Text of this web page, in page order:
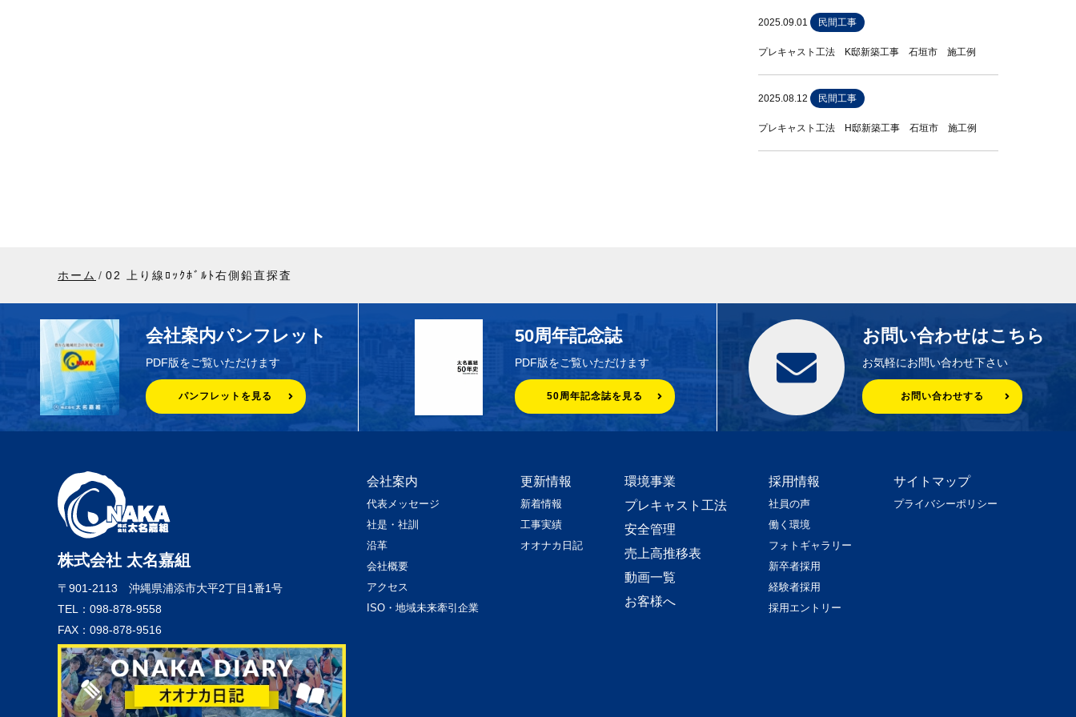
2025.09.01 民間工事
プレキャスト工法 K邸新築工事 石垣市 施工例
2025.08.12 民間工事
プレキャスト工法 H邸新築工事 石垣市 施工例
ホーム 02 上り線ﾛｯｸﾎﾞﾙﾄ右側鉛直探査
会社案内パンフレット
PDF版をご覧いただけます
パンフレットを見る
50周年記念誌
PDF版をご覧いただけます
50周年記念誌を見る
お問い合わせはこちら
お気軽にお問い合わせ下さい
お問い合わせする
株式会社 太名嘉組
〒901-2113 沖縄県浦添市大平2丁目1番1号
TEL：098-878-9558
FAX：098-878-9516
会社案内
代表メッセージ
社是・社訓
沿革
会社概要
アクセス
ISO・地域未来牽引企業
更新情報
新着情報
工事実績
オオナカ日記
環境事業
プレキャスト工法
安全管理
売上高推移表
動画一覧
お客様へ
採用情報
社員の声
働く環境
フォトギャラリー
新卒者採用
経験者採用
採用エントリー
サイトマップ
プライバシーポリシー